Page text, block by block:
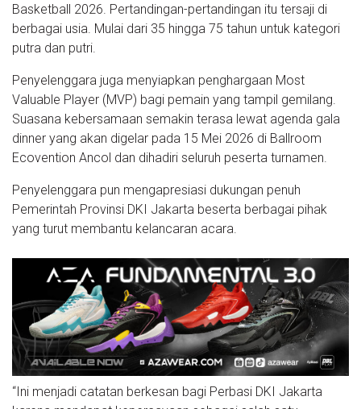
Basketball 2026. Pertandingan-pertandingan itu tersaji di
berbagai usia. Mulai dari 35 hingga 75 tahun untuk kategori
putra dan putri.
Penyelenggara juga menyiapkan penghargaan Most
Valuable Player (MVP) bagi pemain yang tampil gemilang.
Suasana kebersamaan semakin terasa lewat agenda gala
dinner yang akan digelar pada 15 Mei 2026 di Ballroom
Ecovention Ancol dan dihadiri seluruh peserta turnamen.
Penyelenggara pun mengapresiasi dukungan penuh
Pemerintah Provinsi DKI Jakarta beserta berbagai pihak
yang turut membantu kelancaran acara.
“Ini menjadi catatan berkesan bagi Perbasi DKI Jakarta